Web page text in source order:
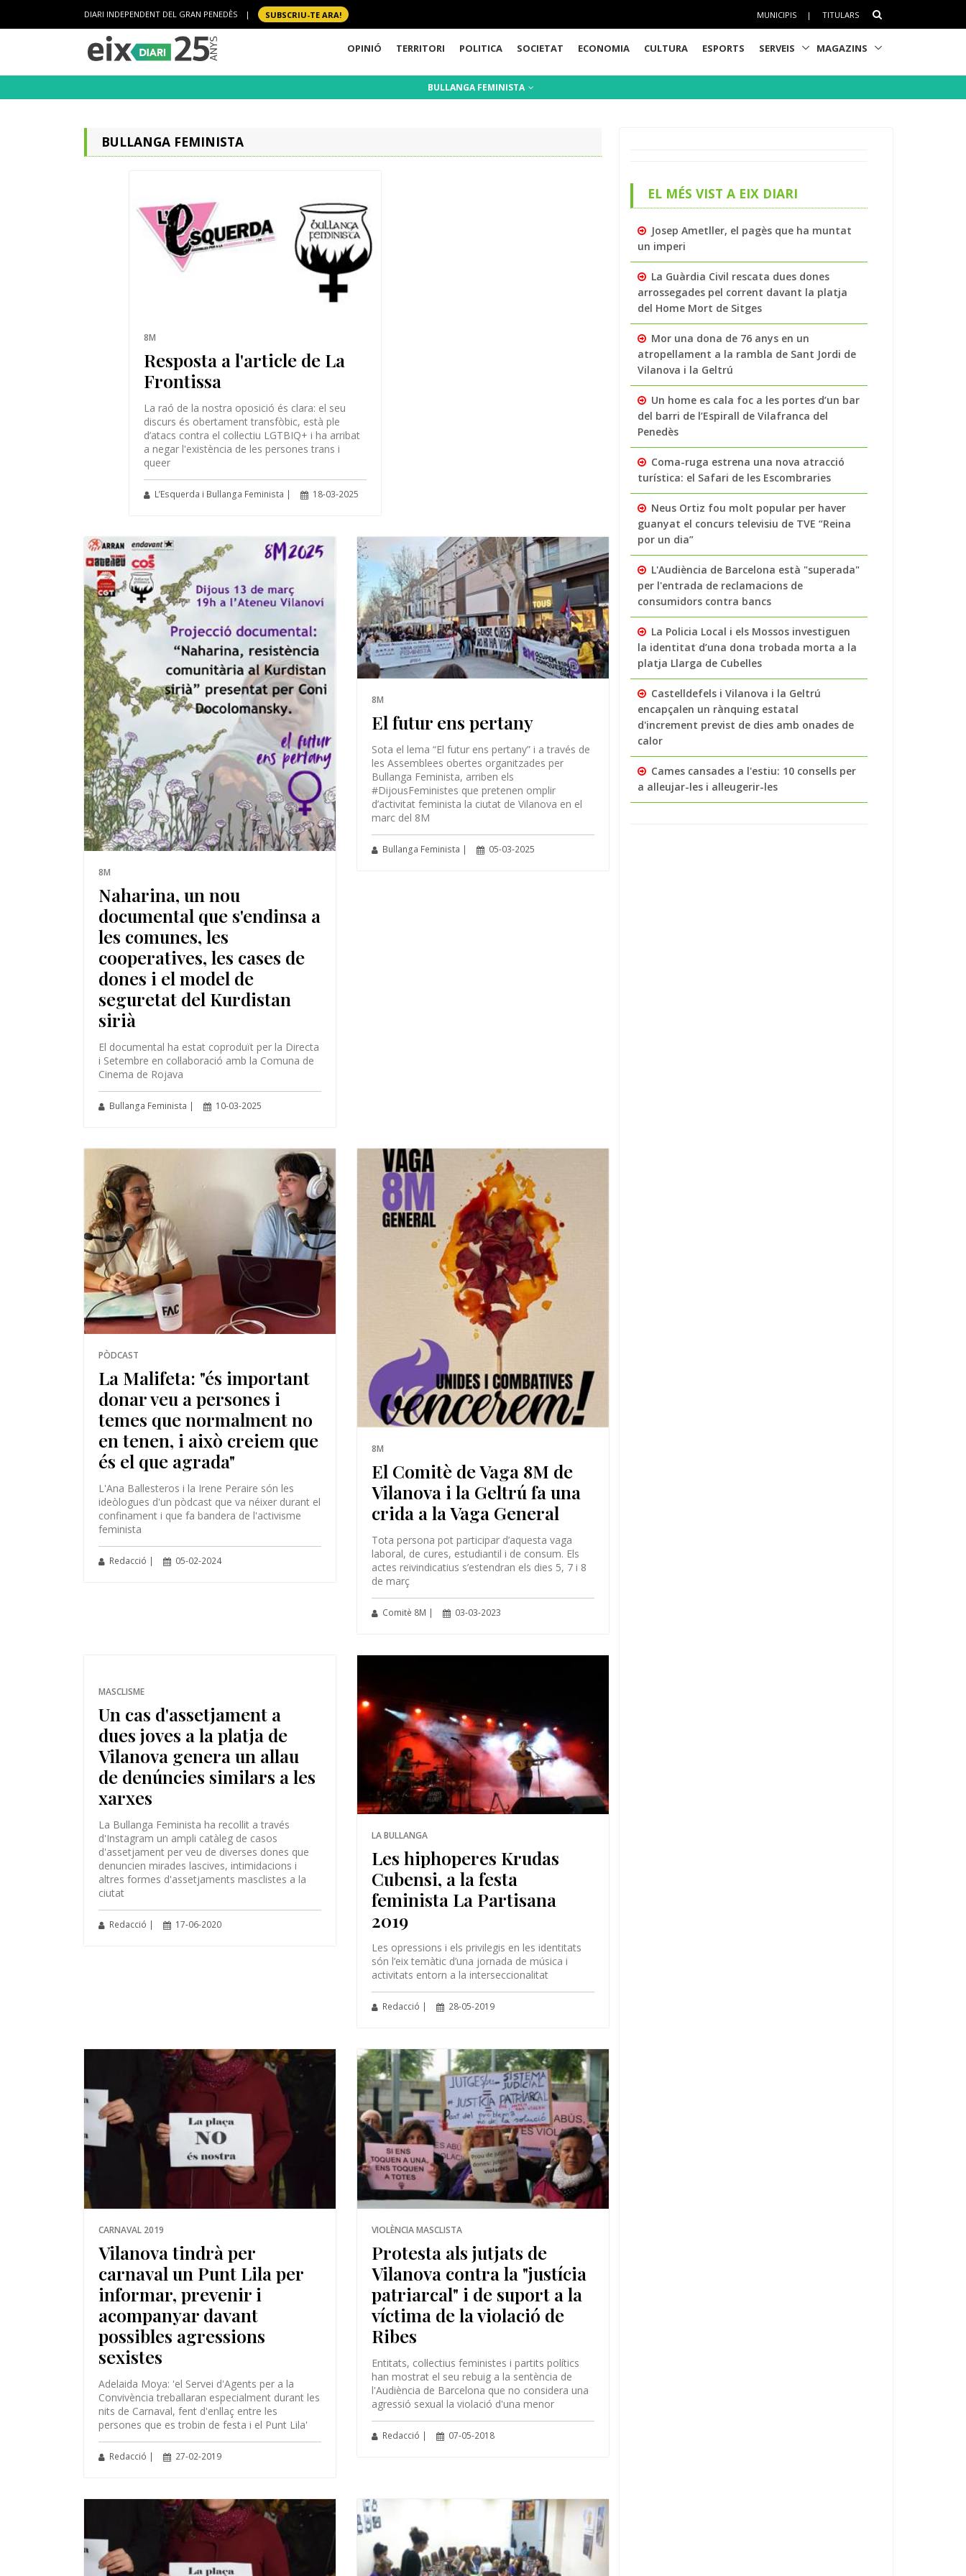
DIARI INDEPENDENT DEL GRAN PENEDÈS | SUBSCRIU-TE ARA! MUNICIPIS | TITULARS
OPINIÓ TERRITORI POLITICA SOCIETAT ECONOMIA CULTURA ESPORTS SERVEIS MAGAZINS
BULLANGA FEMINISTA
BULLANGA FEMINISTA
8M
Resposta a l'article de La
Frontissa
La raó de la nostra oposició és clara: el seu
discurs és obertament transfòbic, està ple
d’atacs contra el col·lectiu LGTBIQ+ i ha arribat
a negar l'existència de les persones trans i
queer
L’Esquerda i Bullanga Feminista | 18-03-2025
8M
Naharina, un nou
documental que s'endinsa a
les comunes, les
cooperatives, les cases de
dones i el model de
seguretat del Kurdistan
sirià
El documental ha estat coproduït per la Directa
i Setembre en col·laboració amb la Comuna de
Cinema de Rojava
Bullanga Feminista | 10-03-2025
8M
El futur ens pertany
Sota el lema “El futur ens pertany” i a través de
les Assemblees obertes organitzades per
Bullanga Feminista, arriben els
#DijousFeministes que pretenen omplir
d’activitat feminista la ciutat de Vilanova en el
marc del 8M
Bullanga Feminista | 05-03-2025
PÒDCAST
La Malifeta: "és important
donar veu a persones i
temes que normalment no
en tenen, i això creiem que
és el que agrada"
L'Ana Ballesteros i la Irene Peraire són les
ideòlogues d'un pòdcast que va néixer durant el
confinament i que fa bandera de l'activisme
feminista
Redacció | 05-02-2024
8M
El Comitè de Vaga 8M de
Vilanova i la Geltrú fa una
crida a la Vaga General
Tota persona pot participar d’aquesta vaga
laboral, de cures, estudiantil i de consum. Els
actes reivindicatius s’estendran els dies 5, 7 i 8
de març
Comitè 8M | 03-03-2023
MASCLISME
Un cas d'assetjament a
dues joves a la platja de
Vilanova genera un allau
de denúncies similars a les
xarxes
La Bullanga Feminista ha recollit a través
d'Instagram un ampli catàleg de casos
d'assetjament per veu de diverses dones que
denuncien mirades lascives, intimidacions i
altres formes d'assetjaments masclistes a la
ciutat
Redacció | 17-06-2020
LA BULLANGA
Les hiphoperes Krudas
Cubensi, a la festa
feminista La Partisana
2019
Les opressions i els privilegis en les identitats
són l’eix temàtic d’una jornada de música i
activitats entorn a la interseccionalitat
Redacció | 28-05-2019
CARNAVAL 2019
Vilanova tindrà per
carnaval un Punt Lila per
informar, prevenir i
acompanyar davant
possibles agressions
sexistes
Adelaida Moya: 'el Servei d'Agents per a la
Convivència treballaran especialment durant les
nits de Carnaval, fent d'enllaç entre les
persones que es trobin de festa i el Punt Lila'
Redacció | 27-02-2019
VIOLÈNCIA MASCLISTA
Protesta als jutjats de
Vilanova contra la "justícia
patriarcal" i de suport a la
víctima de la violació de
Ribes
Entitats, col·lectius feministes i partits polítics
han mostrat el seu rebuig a la sentència de
l'Audiència de Barcelona que no considera una
agressió sexual la violació d'una menor
Redacció | 07-05-2018
EL MÉS VIST A EIX DIARI
Josep Ametller, el pagès que ha muntat
un imperi
La Guàrdia Civil rescata dues dones
arrossegades pel corrent davant la platja
del Home Mort de Sitges
Mor una dona de 76 anys en un
atropellament a la rambla de Sant Jordi de
Vilanova i la Geltrú
Un home es cala foc a les portes d’un bar
del barri de l’Espirall de Vilafranca del
Penedès
Coma-ruga estrena una nova atracció
turística: el Safari de les Escombraries
Neus Ortiz fou molt popular per haver
guanyat el concurs televisiu de TVE “Reina
por un dia”
L'Audiència de Barcelona està "superada"
per l'entrada de reclamacions de
consumidors contra bancs
La Policia Local i els Mossos investiguen
la identitat d’una dona trobada morta a la
platja Llarga de Cubelles
Castelldefels i Vilanova i la Geltrú
encapçalen un rànquing estatal
d'increment previst de dies amb onades de
calor
Cames cansades a l'estiu: 10 consells per
a alleujar-les i alleugerir-les